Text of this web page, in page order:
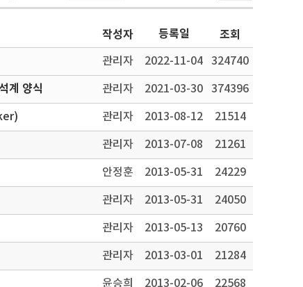
작성자 등록일 조회
관리자 2022-11-04 324740
계 양식 관리자 2021-03-30 374396
관리자 2013-08-12 21514
관리자 2013-07-08 21261
안정훈 2013-05-31 24229
관리자 2013-05-31 24050
관리자 2013-05-13 20760
관리자 2013-03-01 21284
윤승희 2013-02-06 22568